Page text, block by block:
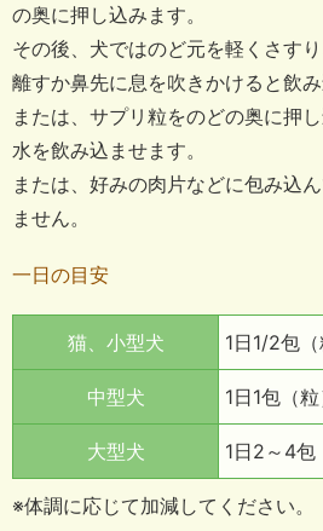
の奥に押し込みます。
その後、犬ではのど元を軽くさす
離すか鼻先に息を吹きかけると飲み
または、サプリ粒をのどの奥に押
水を飲み込ませます。
または、好みの肉片などに包み込
ません。
一日の目安
猫、小型犬 1日1/2包（
中型犬 1日1包（粒
大型犬 1日2～4包
※体調に応じて加減してください。